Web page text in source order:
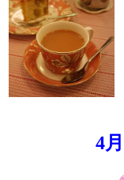
4月